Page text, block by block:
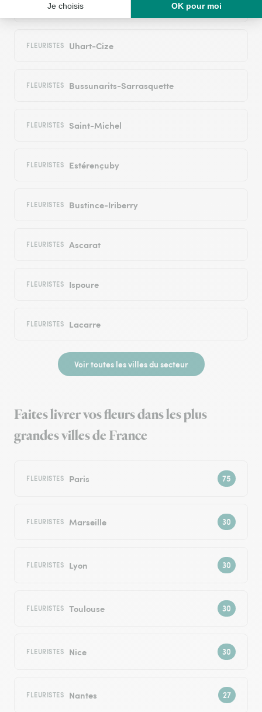
FLEURISTES Saint-Jean-le-Vieux
FLEURISTES Uhart-Cize
FLEURISTES Bussunarits-Sarrasquette
FLEURISTES Saint-Michel
FLEURISTES Estérençuby
FLEURISTES Bustince-Iriberry
FLEURISTES Ascarat
FLEURISTES Ispoure
FLEURISTES Lacarre
Voir toutes les villes du secteur
Faites livrer vos fleurs dans les plus
grandes villes de France
FLEURISTES Paris
FLEURISTES Marseille
FLEURISTES Lyon
FLEURISTES Toulouse
FLEURISTES Nice
FLEURISTES Nantes